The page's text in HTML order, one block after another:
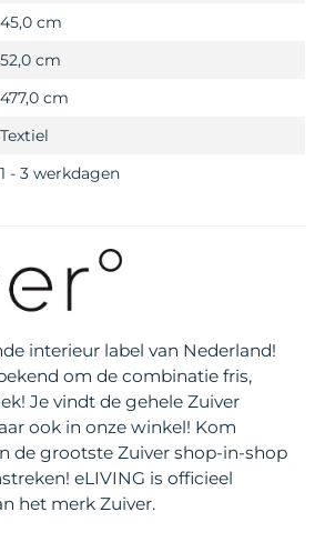
45,0 cm
52,0 cm
477,0 cm
Textiel
1 - 3 werkdagen
interieur label van Nederland!
om de combinatie fris,
Je vindt de gehele Zuiver
ook in onze winkel! Kom
de grootste Zuiver shop-in-shop
eLIVING is officieel
het merk Zuiver.